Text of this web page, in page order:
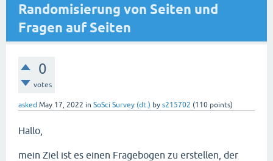
Randomisierung von Seiten und
Fragen auf Seiten
0
votes
asked May 17, 2022 in SoSci Survey (dt.) by s215702 (110 points)
Hallo,
mein Ziel ist es einen Fragebogen zu erstellen, der